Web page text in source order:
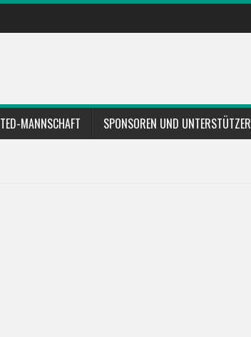
TED-MANNSCHAFT SPONSOREN UND UNTERSTÜTZER